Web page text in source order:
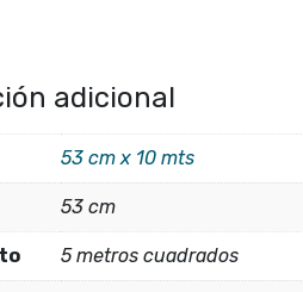
adicional
53 cm x 10 mts
53 cm
5 metros cuadrados